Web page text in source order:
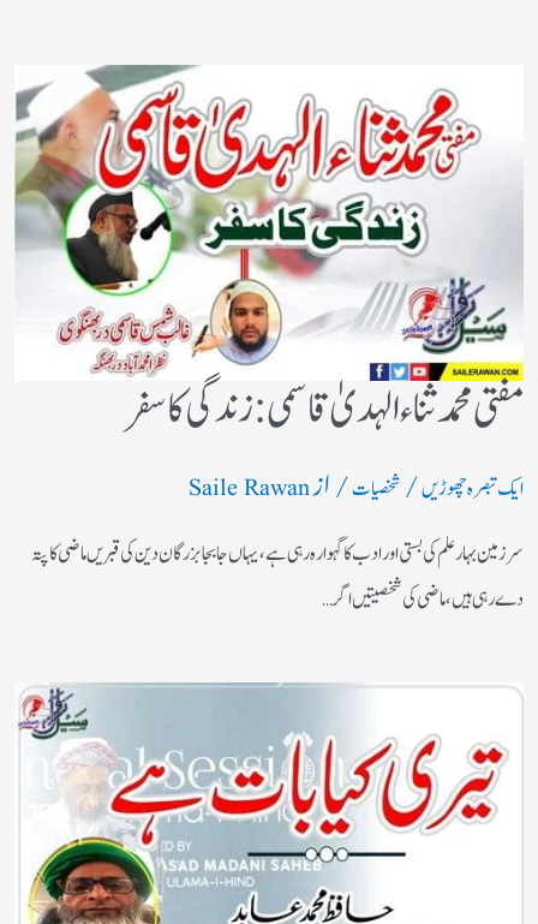
مفتی محمد ثناء الہدیٰ قاسمی: زندگی کا سفر
ایک تبصرہ چھوڑیں/شخصیات/ ازSaile Rawan
سرزمین بہارعلم کی بستی اورادب کا گہوارہ رہی ہے، یہاں جابجا بزرگان دین کی قبریں ماضی کا پتہ
دے رہی ہیں، ماضی کی شخصیتیں اگر…